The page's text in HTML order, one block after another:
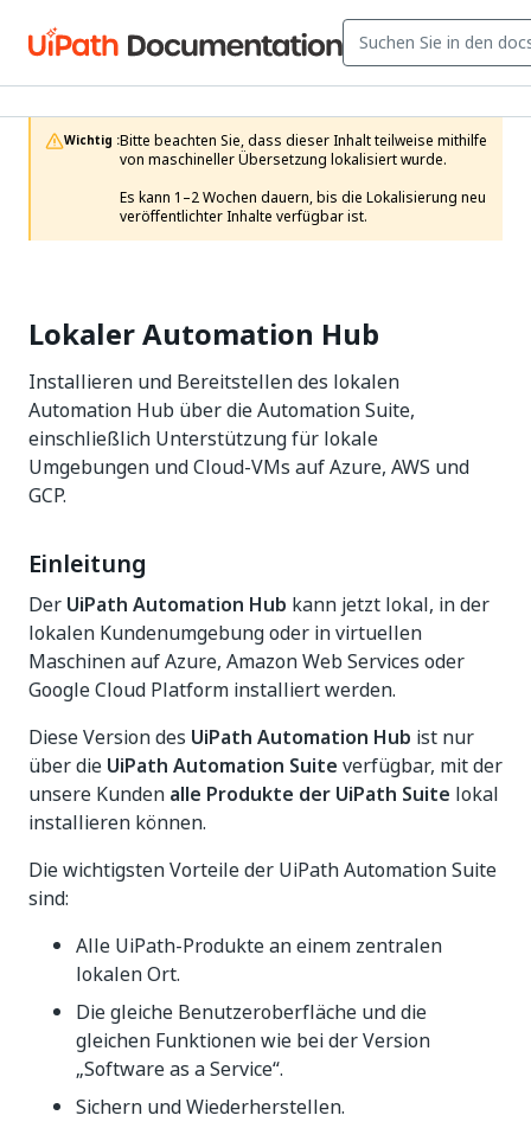
Wichtig :Bitte beachten Sie, dass dieser Inhalt teilweise mithilfe
von maschineller Übersetzung lokalisiert wurde.
Es kann 1–2 Wochen dauern, bis die Lokalisierung neu
veröffentlichter Inhalte verfügbar ist.
Lokaler Automation Hub
Installieren und Bereitstellen des lokalen
Automation Hub über die Automation Suite,
einschließlich Unterstützung für lokale
Umgebungen und Cloud-VMs auf Azure, AWS und
GCP.
Einleitung
Der UiPath Automation Hub kann jetzt lokal, in der
lokalen Kundenumgebung oder in virtuellen
Maschinen auf Azure, Amazon Web Services oder
Google Cloud Platform installiert werden​.
Diese Version des UiPath Automation Hub ist nur
über die UiPath Automation Suite verfügbar, mit der
unsere Kunden alle Produkte der UiPath Suite lokal
installieren können.
Die wichtigsten Vorteile der UiPath Automation Suite
sind:
Alle UiPath-Produkte an einem zentralen
lokalen Ort.​
Die gleiche Benutzeroberfläche und die
gleichen Funktionen wie bei der Version
„Software as a Service“.​
Sichern und Wiederherstellen.